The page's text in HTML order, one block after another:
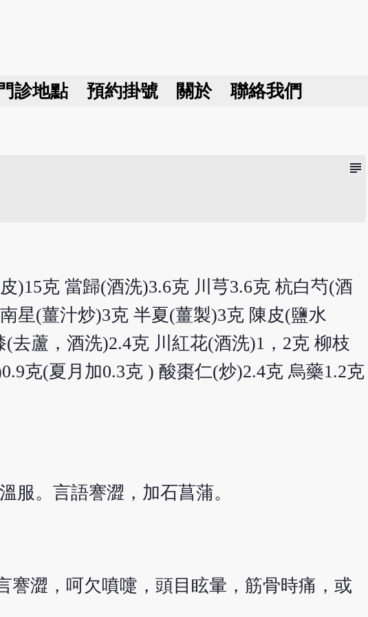
門診地點 預約掛號 關於 聯絡我們
subject
)15克 當歸(酒洗)3.6克 川芎3.6克 杭白芍(酒
星(薑汁炒)3克 半夏(薑製)3克 陳皮(鹽水
去蘆，酒洗)2.4克 川紅花(酒洗)1，2克 柳枝
克(夏月加0.3克 ) 酸棗仁(炒)2.4克 烏藥1.2克
服。言語謇澀，加石菖蒲。
澀，呵欠噴嚏，頭目眩暈，筋骨時痛，或